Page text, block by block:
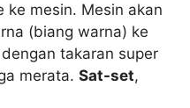
ke mesin. Mesin akan
(biang warna) ke
takaran super
merata.Sat-set,